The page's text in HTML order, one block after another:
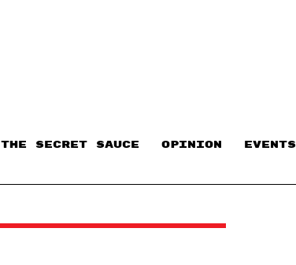
THE SECRET SAUCE​ OPINION EVENTS